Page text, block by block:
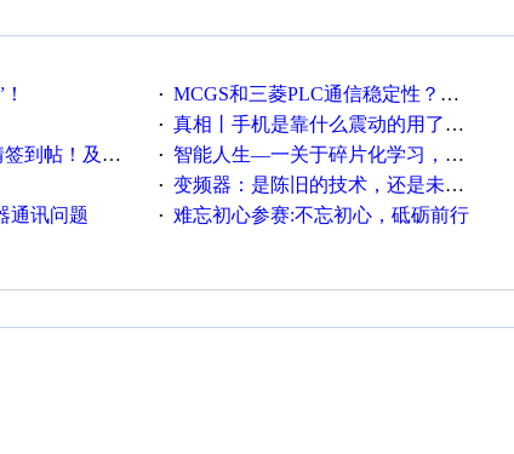
· MCGS和三菱PLC通信稳定性？？？
· 真相丨手机是靠什么震动的用了这么多年才知道！
新在线研讨会预告 · 智能人生—一关于碎片化学习，看这一篇就够了！
· 变频器：是陈旧的技术，还是未来的幕后英雄？
通讯问题 · 难忘初心参赛:不忘初心，砥砺前行